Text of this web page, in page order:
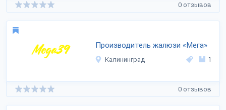
0 отзывов
Производитель жалюзи «Мега»
Калининград 1
0 отзывов